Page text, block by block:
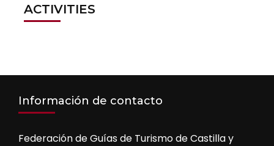
ACTIVITIES
Información de contacto
Federación de Guías de Turismo de Castilla y